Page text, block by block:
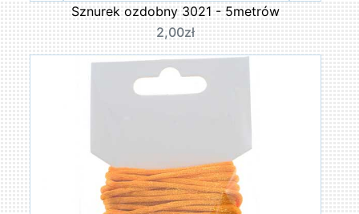
Sznurek ozdobny 3021 - 5metrów
2,00zł